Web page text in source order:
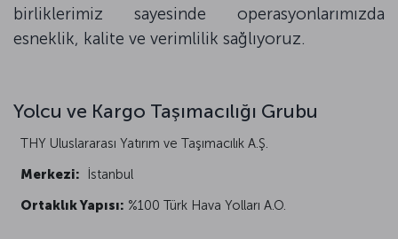
birliklerimiz sayesinde operasyonlarımızda
esneklik, kalite ve verimlilik sağlıyoruz.
Yolcu ve Kargo Taşımacılığı Grubu
THY Uluslararası Yatırım ve Taşımacılık A.Ş.
Merkezi: İstanbul
Ortaklık Yapısı: %100 Türk Hava Yolları A.O.